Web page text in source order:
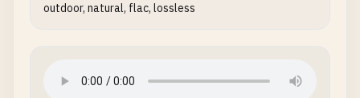
outdoor, natural, flac, lossless